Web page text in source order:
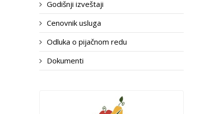
Godišnji izveštaji
Cenovnik usluga
Odluka o pijačnom redu
Dokumenti